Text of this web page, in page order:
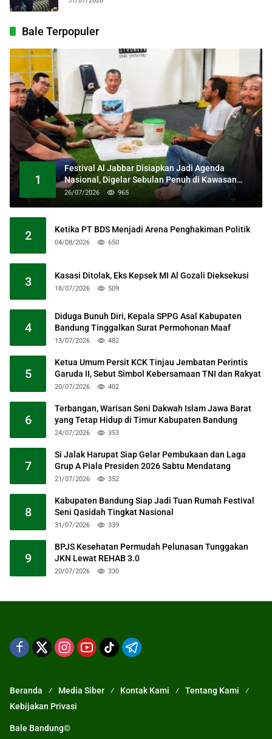
Bale Terpopuler
1
Festival Al Jabbar Disiapkan Jadi Agenda
Nasional, Digelar Sebulan Penuh di Kawasan
Masjid Raya Al Jabbar
26/07/2026 965
2 Ketika PT BDS Menjadi Arena Penghakiman Politik
04/08/2026 650
3 Kasasi Ditolak, Eks Kepsek MI Al Gozali Dieksekusi
18/07/2026 509
4
Diduga Bunuh Diri, Kepala SPPG Asal Kabupaten
Bandung Tinggalkan Surat Permohonan Maaf
13/07/2026 482
5
Ketua Umum Persit KCK Tinjau Jembatan Perintis
Garuda II, Sebut Simbol Kebersamaan TNI dan Rakyat
20/07/2026 402
6
Terbangan, Warisan Seni Dakwah Islam Jawa Barat
yang Tetap Hidup di Timur Kabupaten Bandung
24/07/2026 353
7
Si Jalak Harupat Siap Gelar Pembukaan dan Laga
Grup A Piala Presiden 2026 Sabtu Mendatang
21/07/2026 352
8
Kabupaten Bandung Siap Jadi Tuan Rumah Festival
Seni Qasidah Tingkat Nasional
31/07/2026 339
9
BPJS Kesehatan Permudah Pelunasan Tunggakan
JKN Lewat REHAB 3.0
20/07/2026 330
Beranda Media Siber Kontak Kami
Tentang Kami
Kebijakan Privasi
Bale Bandung©